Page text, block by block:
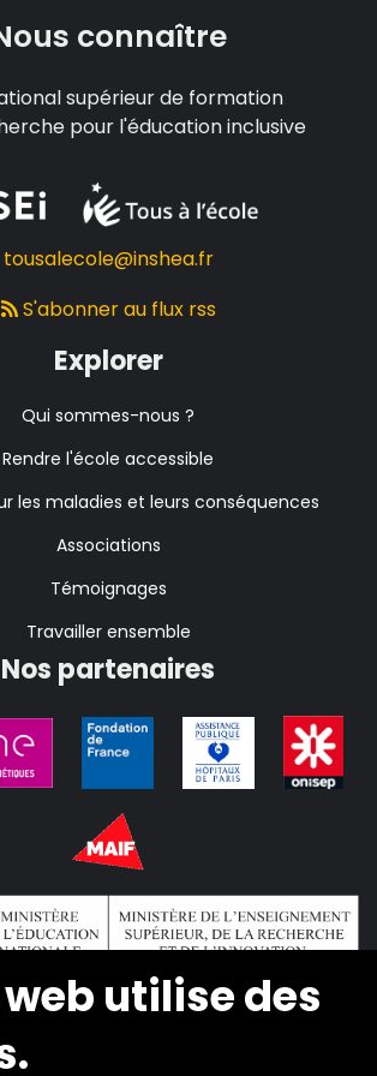
utilise des
connaître
supérieur de formation
pour l'éducation inclusive
tousalecole@inshea.fr
S'abonner au flux rss
Explorer
Qui sommes-nous ?
Rendre l'école accessible
les maladies et leurs conséquences
Associations
Témoignages
Travailler ensemble
Nos partenaires
INSEI. Tous droits réservés